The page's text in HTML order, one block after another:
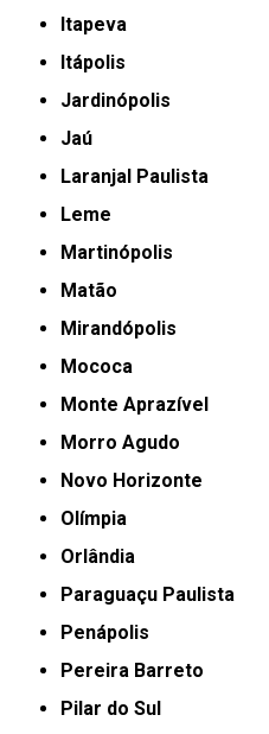
Itapeva
Itápolis
Jardinópolis
Jaú
Laranjal Paulista
Leme
Martinópolis
Matão
Mirandópolis
Mococa
Monte Aprazível
Morro Agudo
Novo Horizonte
Olímpia
Orlândia
Paraguaçu Paulista
Penápolis
Pereira Barreto
Pilar do Sul